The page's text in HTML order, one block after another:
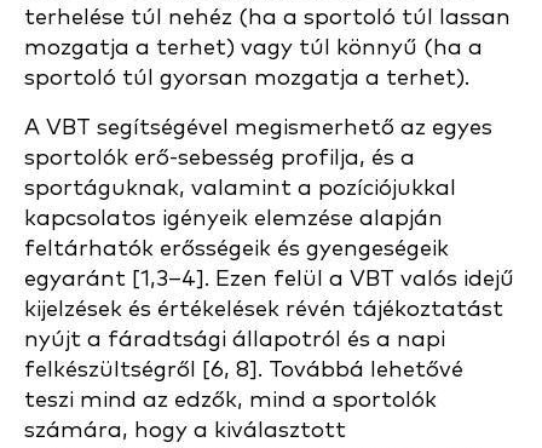
terhelése túl nehéz (ha a sportoló túl lassan
mozgatja a terhet) vagy túl könnyű (ha a
sportoló túl gyorsan mozgatja a terhet).
A VBT segítségével megismerhető az egyes
sportolók erő-sebesség profilja, és a
sportáguknak, valamint a pozíciójukkal
kapcsolatos igényeik elemzése alapján
feltárhatók erősségeik és gyengeségeik
egyaránt [1,3–4]. Ezen felül a VBT valós idejű
kijelzések és értékelések révén tájékoztatást
nyújt a fáradtsági állapotról és a napi
felkészültségről [6, 8]. Továbbá lehetővé
teszi mind az edzők, mind a sportolók
számára, hogy a kiválasztott